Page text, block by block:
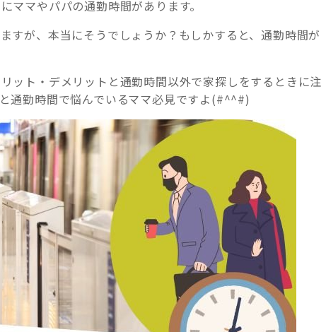
ママやパパの通勤時間があります。
すが、本当にそうでしょうか？もしかすると、通勤時間が
ット・デメリットと通勤時間以外で家探しをするときに注
通勤時間で悩んでいるママ必見ですよ(#^^#)